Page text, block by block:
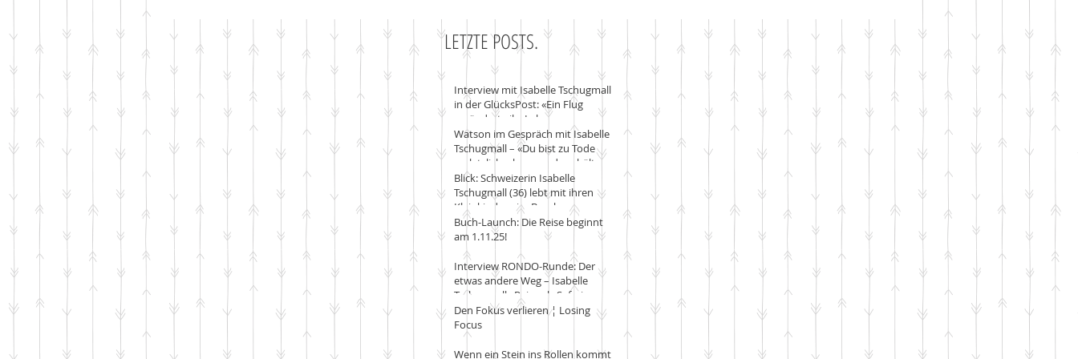
LETZTE POSTS.
Interview mit Isabelle Tschugmall
in der GlücksPost: «Ein Flug
veränderte ihr Leben»
Watson im Gespräch mit Isabelle
Tschugmall – «Du bist zu Tode
verletzlich, aber was du erhältst,
ist einmalig»
Blick: Schweizerin Isabelle
Tschugmall (36) lebt mit ihren
Kleinkindern im Busch
Buch-Launch: Die Reise beginnt
am 1.11.25!
Interview RONDO-Runde: Der
etwas andere Weg – Isabelle
Tschugmalls Reise als Safari-
Guide
Den Fokus verlieren ¦ Losing
Focus
Wenn ein Stein ins Rollen kommt